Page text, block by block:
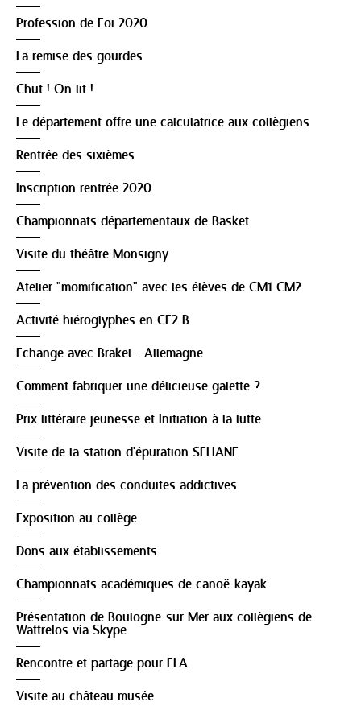
Profession de Foi 2020
La remise des gourdes
Chut ! On lit !
Le département offre une calculatrice aux collègiens
Rentrée des sixièmes
Inscription rentrée 2020
Championnats départementaux de Basket
Visite du théâtre Monsigny
Atelier "momification" avec les élèves de CM1-CM2
Activité hiéroglyphes en CE2 B
Echange avec Brakel - Allemagne
Comment fabriquer une délicieuse galette ?
Prix littéraire jeunesse et Initiation à la lutte
Visite de la station d'épuration SELIANE
La prévention des conduites addictives
Exposition au collège
Dons aux établissements
Championnats académiques de canoë-kayak
Présentation de Boulogne-sur-Mer aux collègiens de
Wattrelos via Skype
Rencontre et partage pour ELA
Visite au château musée